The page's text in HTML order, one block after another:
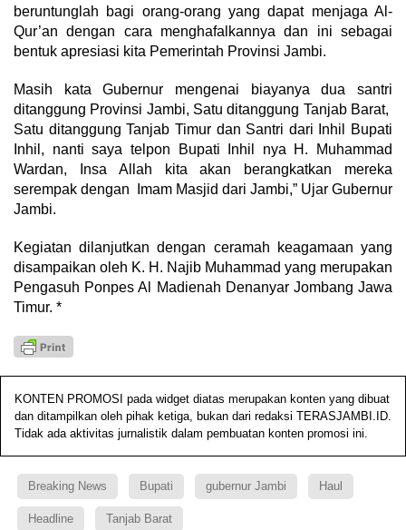
beruntunglah bagi orang-orang yang dapat menjaga Al-
Qur’an dengan cara menghafalkannya dan ini sebagai
bentuk apresiasi kita Pemerintah Provinsi Jambi.
Masih kata Gubernur mengenai biayanya dua santri
ditanggung Provinsi Jambi, Satu ditanggung Tanjab Barat,
Satu ditanggung Tanjab Timur dan Santri dari Inhil Bupati
Inhil, nanti saya telpon Bupati Inhil nya H. Muhammad
Wardan, Insa Allah kita akan berangkatkan mereka
serempak dengan Imam Masjid dari Jambi,” Ujar Gubernur
Jambi.
Kegiatan dilanjutkan dengan ceramah keagamaan yang
disampaikan oleh K. H. Najib Muhammad yang merupakan
Pengasuh Ponpes Al Madienah Denanyar Jombang Jawa
Timur. *
KONTEN PROMOSI pada widget diatas merupakan konten yang dibuat
dan ditampilkan oleh pihak ketiga, bukan dari redaksi TERASJAMBI.ID.
Tidak ada aktivitas jurnalistik dalam pembuatan konten promosi ini.
Breaking News Bupati gubernur Jambi Haul
Headline Tanjab Barat